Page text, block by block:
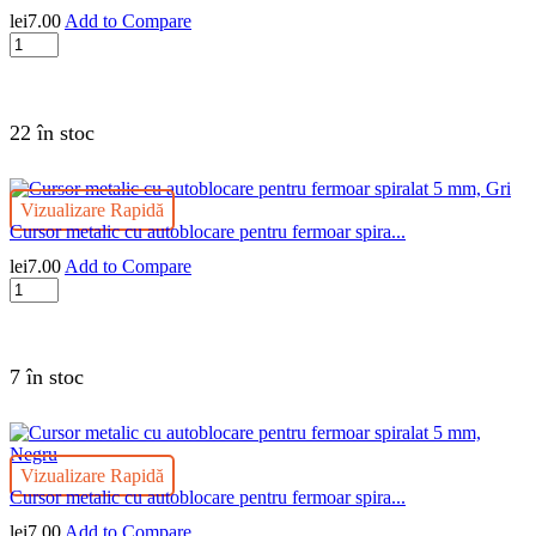
lei7.00Add to Compare
Cantitate
Cursor
autoblocare
spiralat
mm,
Alb
22 în stoc
Vizualizare Rapidă
Cursor metalic cu autoblocare pentru fermoar spira...
lei7.00 Add to Compare
Cantitate
Cursor
autoblocare
spiralat
5
mm,
Gri
7 în stoc
Vizualizare Rapidă
Cursor metalic cu autoblocare pentru fermoar spira...
lei7.00 Add to Compare